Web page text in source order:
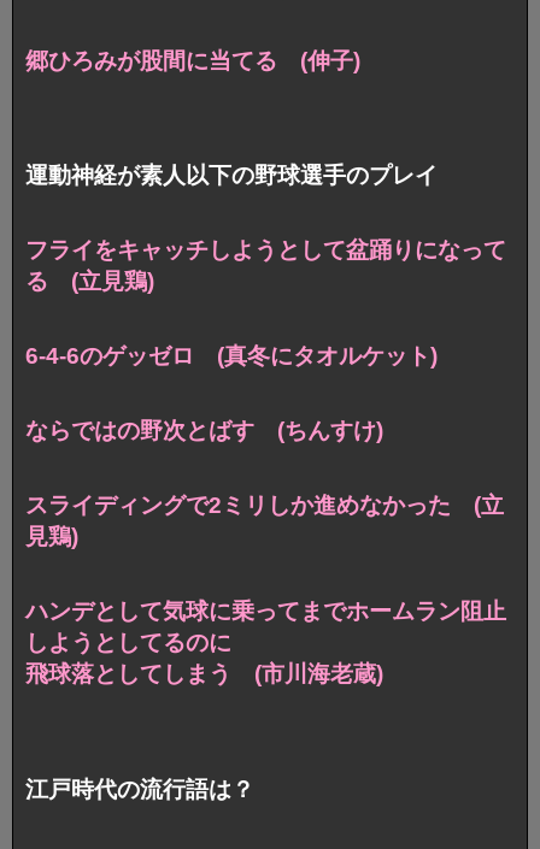
郷ひろみが股間に当てる (伸子)
運動神経が素人以下の野球選手のプレイ
フライをキャッチしようとして盆踊りになって
る (立見鶏)
6-4-6のゲッゼロ (真冬にタオルケット)
ならではの野次とばす (ちんすけ)
スライディングで2ミリしか進めなかった (立
見鶏)
ハンデとして気球に乗ってまでホームラン阻止
しようとしてるのに
飛球落としてしまう (市川海老蔵)
江戸時代の流行語は？